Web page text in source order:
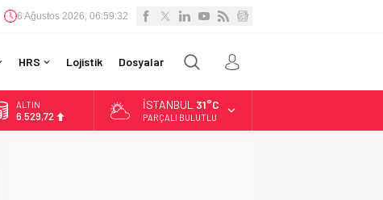
6 Ağustos 2026, 06:59:33
HRS Lojistik Dosyalar
ALTIN
6.529,72
İSTANBUL 31°C
PARÇALI BULUTLU